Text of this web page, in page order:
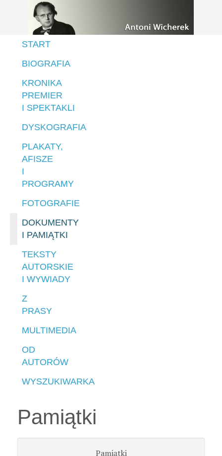
START
BIOGRAFIA
KRONIKA
PREMIER
I SPEKTAKLI
DYSKOGRAFIA
PLAKATY,
AFISZE
I
PROGRAMY
FOTOGRAFIE
DOKUMENTY
I PAMIĄTKI
TEKSTY
AUTORSKIE
I WYWIADY
Z
PRASY
MULTIMEDIA
OD
AUTORÓW
WYSZUKIWARKA
Pamiątki
Pamiątki